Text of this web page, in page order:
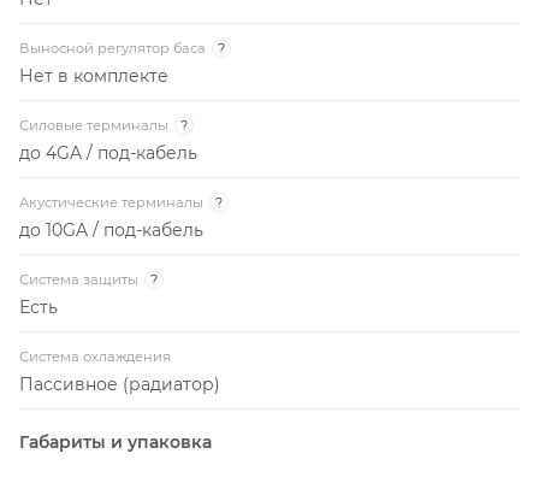
Выносной регулятор баса ?
Нет в комплекте
Силовые терминалы ?
до 4GA / под-кабель
Акустические терминалы ?
до 10GA / под-кабель
Система защиты ?
Есть
Система охлаждения
Пассивное (радиатор)
Габариты и упаковка